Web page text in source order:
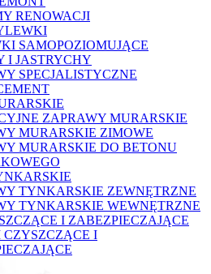
RENOWACJI
SAMOPOZIOMUJĄCE
I JASTRYCHY
SPECJALISTYCZNE
ZAPRAWY MURARSKIE
MURARSKIE ZIMOWE
MURARSKIE DO BETONU
TYNKARSKIE ZEWNĘTRZNE
TYNKARSKIE WEWNĘTRZNE
I ZABEZPIECZAJĄCE
CZYSZCZĄCE I